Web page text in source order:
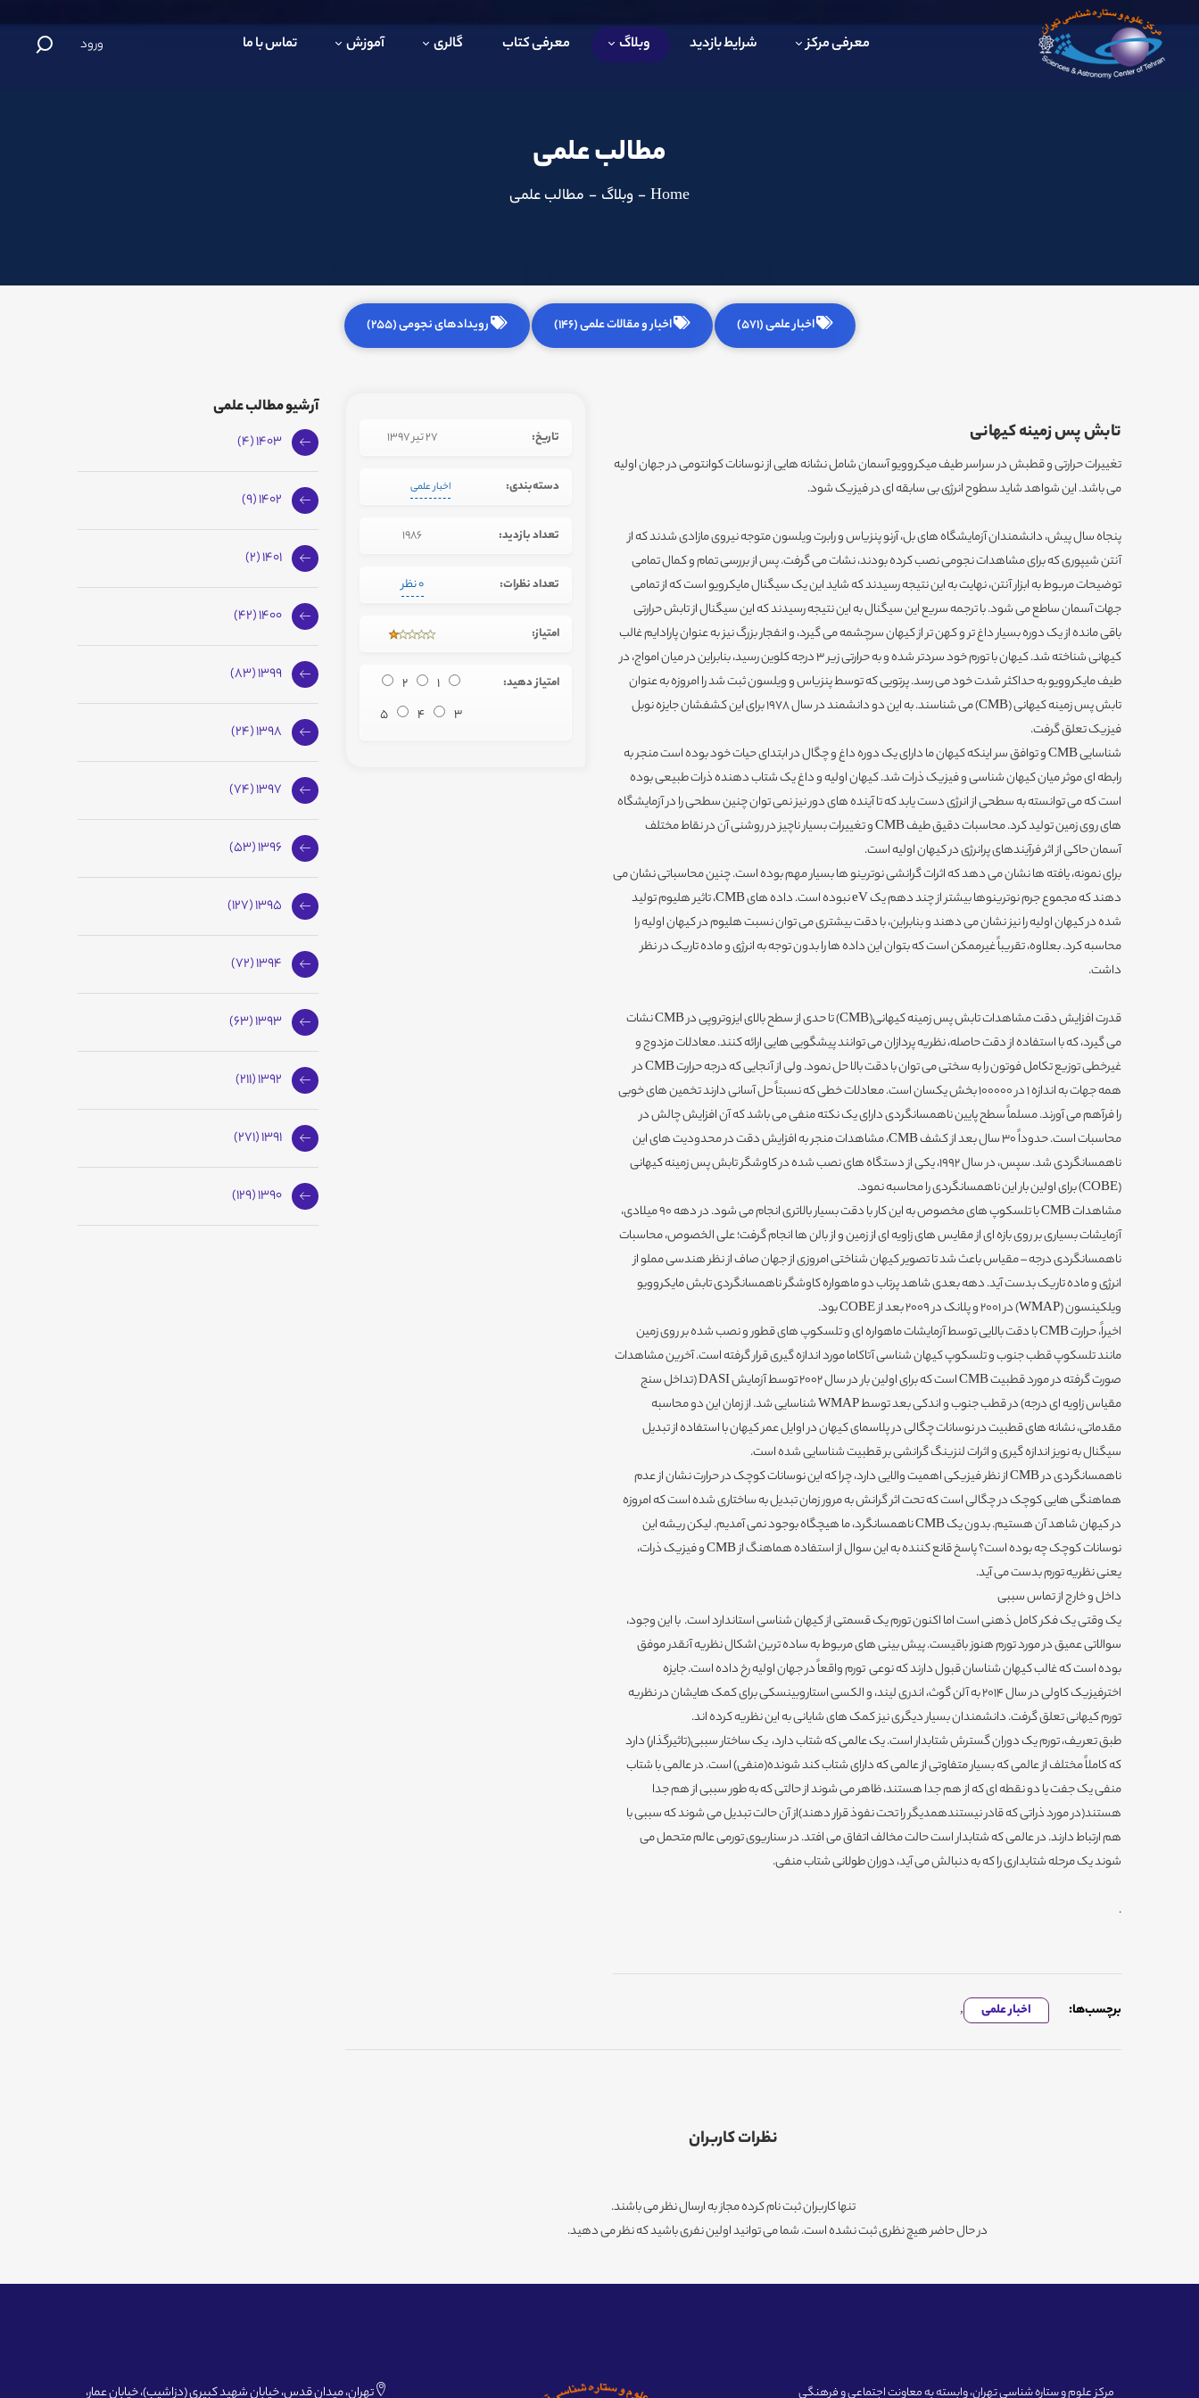
معرفی مرکز شرایط بازدید وبلاگ معرفی کتاب گالری آموزش تماس با ما ورود
مطالب علمی
Home
- وبلاگ - مطالب علمی
اخبار علمی (571) اخبار و مقالات علمی (146) رویدادهای نجومی (255)
تابش پس زمینه کیهانی
تغییرات حرارتی و قطبش در سراسر طیف میکروویو آسمان شامل نشانه هایی از نوسانات کوانتومی در جهان اولیه
می باشد. این شواهد شاید سطوح انرژی بی سابقه ای در فیزیک شود.
پنجاه سال پیش، دانشمندان آزمایشگاه های بل، آرنو پنزیاس و رابرت ویلسون متوجه نیروی مازادی شدند که از
آنتن شیپوری که برای مشاهدات نجومی نصب کرده بودند، نشات می گرفت. پس از بررسی تمام و کمال تمامی
توضیحات مربوط به ابزار آنتن، نهایت به این نتیجه رسیدند که شاید این یک سیگنال مایکرویو است که از تمامی
جهات آسمان ساطع می شود. با ترجمه سریع این سیگنال به این نتیجه رسیدند که این سیگنال از تابش حرارتی
باقی مانده از یک دوره بسیار داغ تر و کهن تر از کیهان سرچشمه می گیرد، و انفجار بزرگ نیز به عنوان پارادایم غالب
کیهانی شناخته شد. کیهان با تورم خود سردتر شده و به حرارتی زیر 3 درجه کلوین رسید، بنابراین در میان امواج، در
طیف مایکروویو به حداکثر شدت خود می رسد. پرتویی که توسط پنزیاس و ویلسون ثبت شد را امروزه به عنوان
تابش پس زمینه کیهانی (CMB) می شناسند. به این دو دانشمند در سال 1978 برای این کشفشان جایزه نوبل
فیزیک تعلق گرفت.
شناسایی CMB و توافق سر اینکه کیهان ما دارای یک دوره داغ و چگال در ابتدای حیات خود بوده است منجر به
رابطه ای موثر میان کیهان شناسی و فیزیک ذرات شد. کیهان اولیه و داغ یک شتاب دهنده ذرات طبیعی بوده
است که می توانسته به سطحی از انرژی دست یابد که تا آینده های دور نیز نمی توان چنین سطحی را در آزمایشگاه
های روی زمین تولید کرد. محاسبات دقیق طیف CMB و تغییرات بسیار ناچیز در روشنی آن در نقاط مختلف
آسمان حاکی از اثر فرآیندهای پرانرژی در کیهان اولیه است.
برای نمونه، یافته ها نشان می دهد که اثرات گرانشی نوترینو ها بسیار مهم بوده است. چنین محاسباتی نشان می
دهند که مجموع جرم نوترینوها بیشتر از چند دهم یک eV نبوده است. داده های CMB، تاثیر هلیوم تولید
شده در کیهان اولیه را نیز نشان می دهند و بنابراین، با دقت بیشتری می توان نسبت هلیوم در کیهان اولیه را
محاسبه کرد. بعلاوه، تقریباً غیرممکن است که بتوان این داده ها را بدون توجه به انرژی و ماده تاریک در نظر
داشت.
قدرت افزایش دقت مشاهدات تابش پس زمینه کیهانی(CMB) تا حدی از سطح بالای ایزوتروپی در CMB نشات
می گیرد، که با استفاده از دقت حاصله، نظریه پردازان می توانند پیشگویی هایی ارائه کنند. معادلات مزدوج و
غیرخطی توزیع تکامل فوتون را به سختی می توان با دقت بالا حل نمود. ولی از آنجایی که درجه حرارت CMB در
همه جهات به اندازه 1 در 100000 بخش یکسان است. معادلات خطی که نسبتاً حل آسانی دارند تخمین های خوبی
را فرآهم می آورند. مسلماً سطح پایین ناهمسانگردی دارای یک نکته منفی می باشد که آن افزایش چالش در
محاسبات است. حدوداً 30 سال بعد از کشف CMB، مشاهدات منجر به افزایش دقت در محدودیت های این
ناهمسانگردی شد. سپس، در سال 1992، یکی از دستگاه های نصب شده در کاوشگر تابش پس زمینه کیهانی
(COBE) برای اولین بار این ناهمسانگردی را محاسبه نمود.
مشاهدات CMB با تلسکوپ های مخصوص به این کار با دقت بسیار بالاتری انجام می شود. در دهه 90 میلادی،
آزمایشات بسیاری بر روی بازه ای از مقایس های زاویه ای از زمین و از بالن ها انجام گرفت؛ علی الخصوص، محاسبات
ناهمسانگردی درجه – مقیاس باعث شد تا تصویر کیهان شناختی امروزی از جهان صاف از نظر هندسی مملو از
انرژی و ماده تاریک بدست آید. دهه بعدی شاهد پرتاب دو ماهواره کاوشگر ناهمسانگردی تابش مایکروویو
ویلکینسون (WMAP) در 2001 و پلانک در 2009 بعد از COBE بود.
اخیراً، حرارت CMB با دقت بالایی توسط آزمایشات ماهواره ای و تلسکوپ های قطور و نصب شده بر روی زمین
مانند تلسکوپ قطب جنوب و تلسکوپ کیهان شناسی آتاکاما مورد اندازه گیری قرار گرفته است. آخرین مشاهدات
صورت گرفته در مورد قطبیت CMB است که برای اولین بار در سال 2002 توسط آزمایش DASI (تداخل سنج
مقیاس زاویه ای درجه) در قطب جنوب و اندکی بعد توسط WMAP شناسایی شد. از زمان این دو محاسبه
مقدماتی، نشانه های قطبیت در نوسانات چگالی در پلاسمای کیهان در اوایل عمر کیهان با استفاده از تبدیل
سیگنال به نویز اندازه گیری و اثرات لنزینگ گرانشی بر قطبیت شناسایی شده است.
ناهمسانگردی در CMB از نظر فیزیکی اهمیت والایی دارد، چرا که این نوسانات کوچک در حرارت نشان از عدم
هماهنگی هایی کوچک در چگالی است که تحت اثر گرانش به مرور زمان تبدیل به ساختاری شده است که امروزه
در کیهان شاهد آن هستیم. بدون یک CMB ناهمسانگرد، ما هیچگاه بوجود نمی آمدیم. لیکن ریشه این
نوسانات کوچک چه بوده است؟ پاسخ قانع کننده به این سوال از استفاده هماهنگ از CMB و فیزیک ذرات،
یعنی نظریه تورم بدست می آید.
داخل و خارج از تماس سببی
یک وقتی یک فکر کامل ذهنی است اما اکنون تورم یک قسمتی از کیهان شناسی استاندارد است. با این وجود،
سوالاتی عمیق در مورد تورم هنوز باقیست. پیش بینی های مربوط به ساده ترین اشکال نظریه آنقدر موفق
بوده است که غالب کیهان شناسان قبول دارند که نوعی تورم واقعاً در جهان اولیه رخ داده است. جایزه
اخترفیزیک کاولی در سال 2014 به آلن گوث، اندری لیند، و الکسی استاروبینسکی برای کمک هایشان در نظریه
تورم کیهانی تعلق گرفت. دانشمندان بسیار دیگری نیز کمک های شایانی به این نظریه کرده اند.
طبق تعریف، تورم یک دوران گسترش شتابدار است. یک عالمی که شتاب دارد، یک ساختار سببی(تاثیرگذار) دارد
که کاملاً مختلف از عالمی که بسیار متفاوتی از عالمی که دارای شتاب کند شونده(منفی) است. در عالمی با شتاب
منفی یک جفت یا دو نقطه ای که از هم جدا هستند، ظاهر می شوند از حالتی که به طور سببی از هم جدا
هستند(در مورد ذراتی که قادر نیستندهمدیگر را تحت نفوذ قرار دهند)از آن حالت تبدیل می شوند که سببی با
هم ارتباط دارند. در عالمی که شتابدار است حالت مخالف اتفاق می افتد. در سناریوی تورمی عالم متحمل می
شوند یک مرحله شتابداری را که به دنبالش می آید، دوران طولانی شتاب منفی.
.
برچسب‌ها: اخبار علمی ,
تاریخ: 27 تیر 1397
دسته‌بندی: اخبار علمی
تعداد بازدید: 1986
تعداد نظرات: 0 نظر
امتیاز:
امتیاز دهید: 1
2
3
4
5
نظرات کاربران
تنها کاربران ثبت نام کرده مجاز به ارسال نظر می باشند.
در حال حاضر هیچ نظری ثبت نشده است. شما می توانید اولین نفری باشید که نظر می دهید.
آرشیو مطالب علمی
1403 (4)
1402 (9)
1401 (2)
1400 (42)
1399 (83)
1398 (24)
1397 (74)
1396 (53)
1395 (127)
1394 (72)
1393 (63)
1392 (211)
1391 (271)
1390 (129)
مرکز علوم و ستاره شناسی تهران، وابسته به معاونت اجتماعی و فرهنگی تهران، میدان قدس، خیابان شهید کبیری (دزاشیب)، خیابان عمار،